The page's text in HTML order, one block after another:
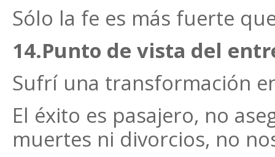
Sólo la fe es más fuerte
14.Punto de vista del
Sufrí una transformación
El éxito es pasajero, no
muertes ni divorcios, no